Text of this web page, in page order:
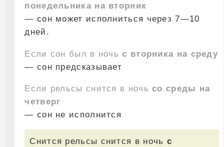
понедельника на вторник
— сон может исполниться через 7—10
дней.
Если сон был в ночьс вторника на среду
— сон предсказывает
Если рельсы снится в ночьсо среды на
четверг
— сон не исполнится
Снится рельсы снится в ночь с